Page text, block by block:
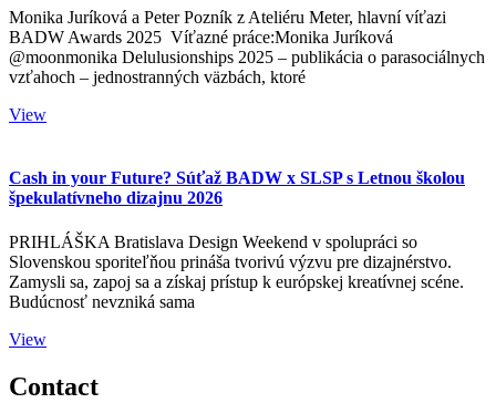
Monika Juríková a Peter Pozník z Ateliéru Meter, hlavní víťazi
BADW Awards 2025 Víťazné práce:Monika Juríková
@moonmonika Delulusionships 2025 – publikácia o parasociálnych
vzťahoch – jednostranných väzbách, ktoré
View
Cash in your Future? Súťaž BADW x SLSP s Letnou školou
špekulatívneho dizajnu 2026
PRIHLÁŠKA Bratislava Design Weekend v spolupráci so
Slovenskou sporiteľňou prináša tvorivú výzvu pre dizajnérstvo.
Zamysli sa, zapoj sa a získaj prístup k európskej kreatívnej scéne.
Budúcnosť nevzniká sama
View
Contact